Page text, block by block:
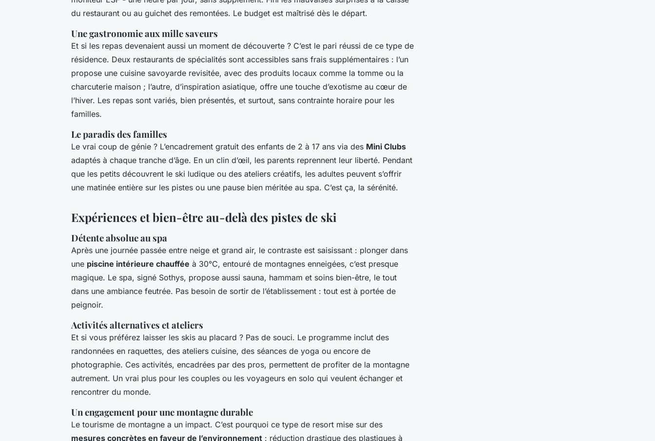
du restaurant ou au guichet des remontées. Le budget est maîtrisé dès le départ.
Une gastronomie aux mille saveurs
Et si les repas devenaient aussi un moment de découverte ? C’est le pari réussi de ce type de
résidence. Deux restaurants de spécialités sont accessibles sans frais supplémentaires : l’un
propose une cuisine savoyarde revisitée, avec des produits locaux comme la tomme ou la
charcuterie maison ; l’autre, d’inspiration asiatique, offre une touche d’exotisme au cœur de
l’hiver. Les repas sont variés, bien présentés, et surtout, sans contrainte horaire pour les
familles.
Le paradis des familles
Le vrai coup de génie ? L’encadrement gratuit des enfants de 2 à 17 ans via des Mini Clubs
adaptés à chaque tranche d’âge. En un clin d’œil, les parents reprennent leur liberté. Pendant
que les petits découvrent le ski ludique ou des ateliers créatifs, les adultes peuvent s’offrir
une matinée entière sur les pistes ou une pause bien méritée au spa. C’est ça, la sérénité.
Expériences et bien-être au-delà des pistes de ski
Détente absolue au spa
Après une journée passée entre neige et grand air, le contraste est saisissant : plonger dans
une piscine intérieure chauffée à 30°C, entouré de montagnes enneigées, c’est presque
magique. Le spa, signé Sothys, propose aussi sauna, hammam et soins bien-être, le tout
dans une ambiance feutrée. Pas besoin de sortir de l’établissement : tout est à portée de
peignoir.
Activités alternatives et ateliers
Et si vous préférez laisser les skis au placard ? Pas de souci. Le programme inclut des
randonnées en raquettes, des ateliers cuisine, des séances de yoga ou encore de
photographie. Ces activités, encadrées par des pros, permettent de profiter de la montagne
autrement. Un vrai plus pour les couples ou les voyageurs en solo qui veulent échanger et
rencontrer du monde.
Un engagement pour une montagne durable
Le tourisme de montagne a un impact. C’est pourquoi ce type de resort mise sur des
mesures concrètes en faveur de l’environnement : réduction drastique des plastiques à